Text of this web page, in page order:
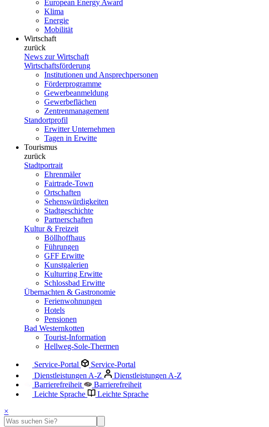
European Energy Award
Klima
Energie
Mobilität
Wirtschaft
zurück
News zur Wirtschaft
Wirtschaftsförderung
Institutionen und Ansprechpersonen
Förderprogramme
Gewerbeanmeldung
Gewerbeflächen
Zentrenmanagement
Standortprofil
Erwitter Unternehmen
Tagen in Erwitte
Tourismus
zurück
Stadtportrait
Ehrenmäler
Fairtrade-Town
Ortschaften
Sehenswürdigkeiten
Stadtgeschichte
Partnerschaften
Kultur & Freizeit
Böllhoffhaus
Führungen
GFF Erwitte
Kunstgalerien
Kulturring Erwitte
Schlossbad Erwitte
Übernachten & Gastronomie
Ferienwohnungen
Hotels
Pensionen
Bad Westernkotten
Tourist-Information
Hellweg-Sole-Thermen
Service-Portal
Service-Portal
Dienstleistungen A-Z
Dienstleistungen A-Z
Barrierefreiheit
Barrierefreiheit
Leichte Sprache
Leichte Sprache
×